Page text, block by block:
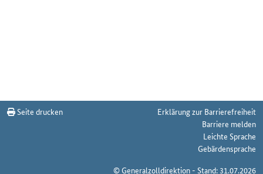
Seite drucken
Erklärung zur Barrierefreiheit
Barriere melden
Leichte Sprache
Gebärdensprache
© Generalzolldirektion - Stand: 31.07.2026